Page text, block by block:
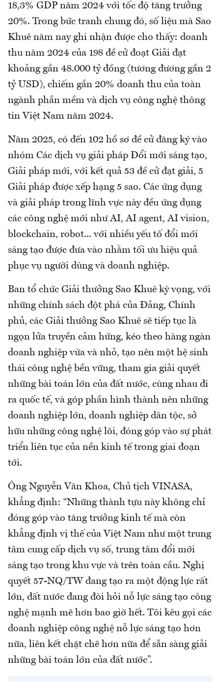
18,3% GDP năm 2024 với tốc độ tăng trưởng
20%. Trong bức tranh chung đó, số liệu mà Sao
Khuê năm nay ghi nhận được cho thấy: doanh
thu năm 2024 của 198 đề cử đoạt Giải đạt
khoảng gần 48.000 tỷ đồng (tương đương gần 2
tỷ USD), chiếm gần 20% doanh thu của toàn
ngành phần mềm và dịch vụ công nghệ thông
tin Việt Nam năm 2024.
Năm 2025, có đến 102 hồ sơ đề cử đăng ký vào
nhóm Các dịch vụ giải pháp Đổi mới sáng tạo,
Giải pháp mới, với kết quả 53 đề cử đạt giải, 5
Giải pháp được xếp hạng 5 sao. Các ứng dụng
và giải pháp trong lĩnh vực này đều ứng dụng
các công nghệ mới như AI, AI agent, AI vision,
blockchain, robot... với nhiều yếu tố đổi mới
sáng tạo được đưa vào nhằm tối ưu hiệu quả
phục vụ người dùng và doanh nghiệp.
Ban tổ chức Giải thưởng Sao Khuê kỳ vọng, với
những chính sách đột phá của Đảng, Chính
phủ, các Giải thưởng Sao Khuê sẽ tiếp tục là
ngọn lửa truyền cảm hứng, kéo theo hàng ngàn
doanh nghiệp vừa và nhỏ, tạo nên một hệ sinh
thái công nghệ bền vững, tham gia giải quyết
những bài toán lớn của đất nước, cùng nhau đi
ra quốc tế, và góp phần hình thành nên những
doanh nghiệp lớn, doanh nghiệp dân tộc, sở
hữu những công nghệ lõi, đóng góp vào sự phát
triển liên tục của nền kinh tế trong giai đoạn
tới.
Ông Nguyễn Văn Khoa, Chủ tịch VINASA,
khẳng định: “Những thành tựu này không chỉ
đóng góp vào tăng trưởng kinh tế mà còn
khẳng định vị thế của Việt Nam như một trung
tâm cung cấp dịch vụ số, trung tâm đổi mới
sáng tạo trong khu vực và trên toàn cầu. Nghị
quyết 57-NQ/TW đang tạo ra một động lực rất
lớn, đất nước đang đòi hỏi nỗ lực sáng tạo công
nghệ mạnh mẽ hơn bao giờ hết. Tôi kêu gọi các
doanh nghiệp công nghệ nỗ lực sáng tạo hơn
nữa, liên kết chặt chẽ hơn nữa để sẵn sàng giải
những bài toán lớn của đất nước”.